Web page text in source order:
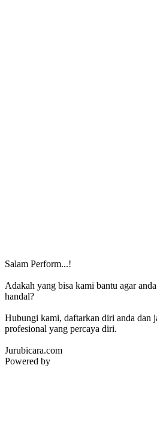
Salam Perform...!
Adakah yang bisa kami bantu agar
handal?
Hubungi kami, daftarkan diri anda dan
profesional yang percaya diri.
Jurubicara.com
Powered by